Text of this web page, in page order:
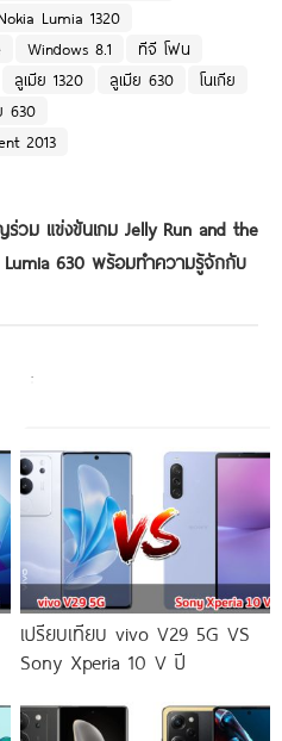
Lumia 1320
Windows 8.1
ทีจี โฟน
ลูเมีย 1320 ลูเมีย 630
โนเกีย
630
2013
ร่วม แข่งขันเกม Jelly Run and the
Lumia 630 พร้อมทำความรู้จักกับ
เปรียบเทียบ vivo V29 5G VS
Sony Xperia 10 V ปี